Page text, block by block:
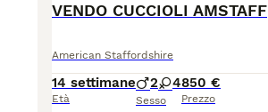
VENDO CUCCIOLI AMSTAFF
American Staffordshire
14 settimane
Età
2 4
Sesso
850 €
Prezzo